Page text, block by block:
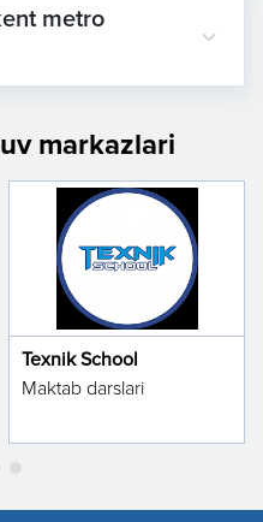
metro
markazlari
Texnik School
Maktab darslari